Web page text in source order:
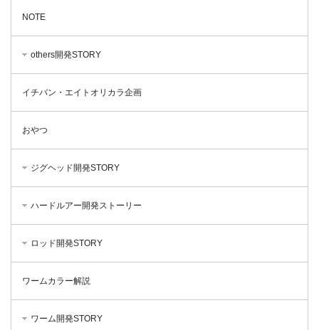
NOTE
others開発STORY
イチバン・エイトオリカラ企画
おやつ
ジグヘッド開発STORY
ハードルアー開発ストーリー
ロッド開発STORY
ワームカラー解説
ワーム開発STORY